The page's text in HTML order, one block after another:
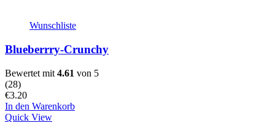
Wunschliste
Blueberrry-Crunchy
Bewertet mit 4.61 von 5
(28)
€3.20
In den Warenkorb
Quick View